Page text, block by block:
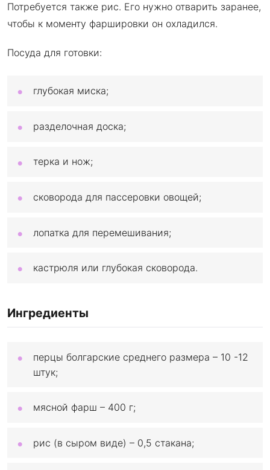
Потребуется также рис. Его нужно отварить заранее,
чтобы к моменту фаршировки он охладился.
Посуда для готовки:
глубокая миска;
разделочная доска;
терка и нож;
сковорода для пассеровки овощей;
лопатка для перемешивания;
кастрюля или глубокая сковорода.
Ингредиенты
перцы болгарские среднего размера – 10 -12
штук;
мясной фарш – 400 г;
рис (в сыром виде) – 0,5 стакана;